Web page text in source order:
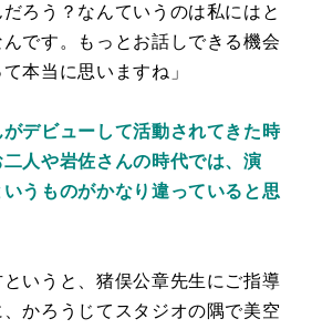
ろう？なんていうのは私にはと
です。もっとお話しできる機会
本当に思いますね」
デビューして活動されてきた時
人や岩佐さんの時代では、演
うものがかなり違っていると思
というと、猪俣公章先生にご指導
かろうじてスタジオの隅で美空